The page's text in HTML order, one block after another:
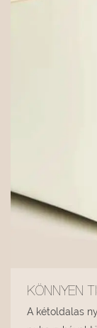
KÖNNYEN
A kétoldalas